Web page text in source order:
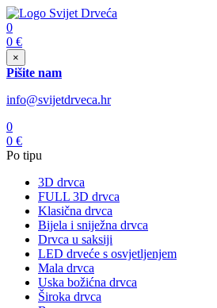
0
0 €
×
Pišite nam
info@svijetdrveca.hr
0
0 €
Po tipu
3D drvca
FULL 3D drvca
Klasična drvca
Bijela i sniježna drvca
Drvca u saksiji
LED drveće s osvjetljenjem
Mala drvca
Uska božićna drvca
Široka drvca